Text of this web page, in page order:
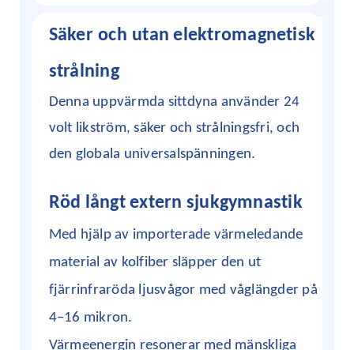
Säker och utan elektromagnetisk
strålning
Denna uppvärmda sittdyna använder 24
volt likström, säker och strålningsfri, och
den globala universalspänningen.
Röd långt extern sjukgymnastik
Med hjälp av importerade värmeledande
material av kolfiber släpper den ut
fjärrinfraröda ljusvågor med våglängder på
4–16 mikron.
Värmeenergin resonerar med mänskliga